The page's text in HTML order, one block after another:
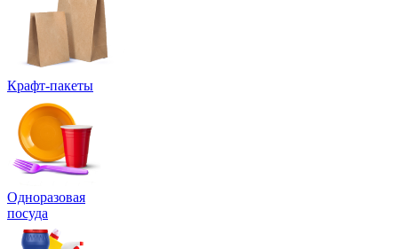
Крафт-пакеты
Одноразовая
посуда